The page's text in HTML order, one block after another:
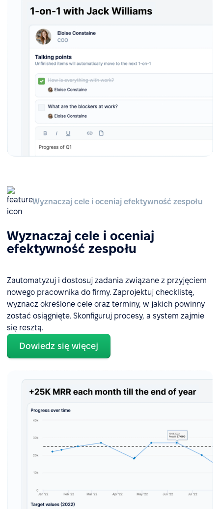
Wyznaczaj cele i oceniaj efektywność zespołu
Wyznaczaj cele i oceniaj
efektywność zespołu
Zautomatyzuj i dostosuj zadania związane z przyjęciem
nowego pracownika do firmy. Zaprojektuj checklistę,
wyznacz określone cele oraz terminy, w jakich powinny
zostać osiągnięte. Skonfiguruj procesy, a system zajmie
się resztą.
Dowiedz się więcej